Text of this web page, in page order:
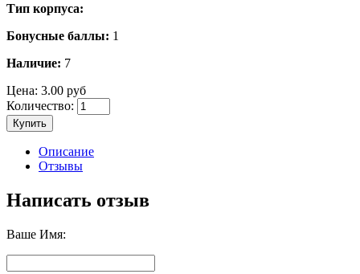
Тип корпуса:
Бонусные баллы: 1
Наличие: 7
Цена: 3.00 руб
Количество:
Купить
Описание
Отзывы
Написать отзыв
Ваше Имя: